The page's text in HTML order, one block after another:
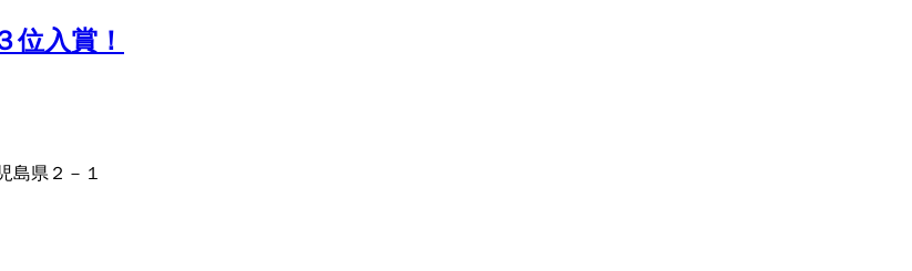
入賞！
県２－１